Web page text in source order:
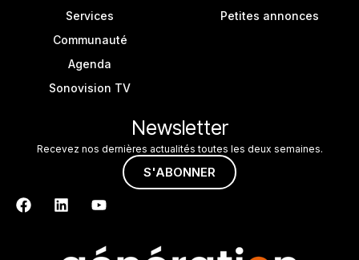
Services
Communauté
Agenda
Sonovision TV
Petites annonces
Newsletter
Recevez nos dernières actualités toutes les deux semaines.
S'ABONNER